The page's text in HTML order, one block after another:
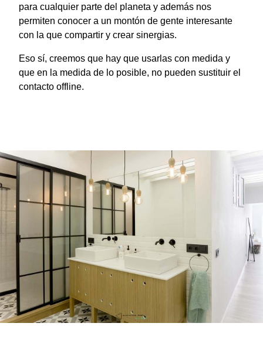
para cualquier parte del planeta y además nos
permiten conocer a un montón de gente interesante
con la que compartir y crear sinergias.
Eso sí, creemos que hay que usarlas con medida y
que en la medida de lo posible, no pueden sustituir el
contacto offline.